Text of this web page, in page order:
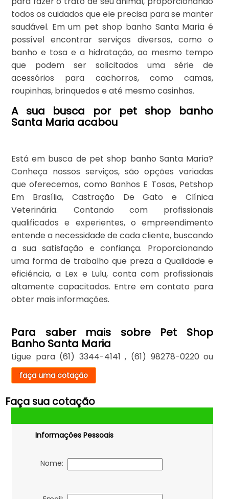
todos os cuidados que ele precisa para se manter
saudável. Em um pet shop banho Santa Maria é
possível encontrar serviços diversos, como o
banho e tosa e a hidratação, ao mesmo tempo
que podem ser solicitados uma série de
acessórios para cachorros, como camas,
roupinhas, brinquedos e até mesmo casinhas.
A sua busca por pet shop banho
Santa Maria acabou
Está em busca de pet shop banho Santa Maria?
Conheça nossos serviços, são opções variadas
que oferecemos, como Banhos E Tosas, Petshop
Em Brasília, Castração De Gato e Clínica
Veterinária. Contando com profissionais
qualificados e experientes, o empreendimento
entende a necessidade de cada cliente, buscando
a sua satisfação e confiança. Proporcionando
uma forma de trabalho que preza a Qualidade e
eficiência, a Lex e Lulu, conta com profissionais
altamente capacitados. Entre em contato para
obter mais informações.
Para saber mais sobre Pet Shop
Banho Santa Maria
Ligue para (61) 3344-4141 , (61) 98278-0220 ou
faça uma cotação
Faça sua cotação
Informações Pessoais
Nome: